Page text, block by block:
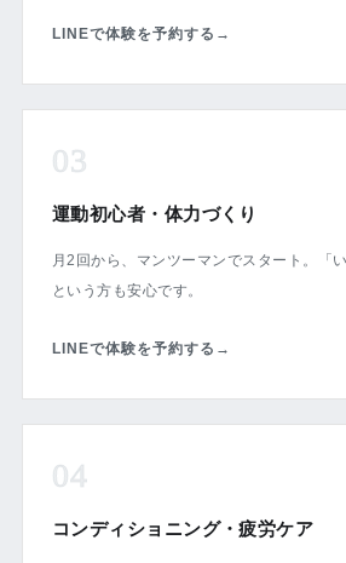
LINEで体験を予約する →
03
運動初心者・体力づくり
月2回から、マンツーマンでスタート。「
という方も安心です。
LINEで体験を予約する →
04
コンディショニング・疲労ケア